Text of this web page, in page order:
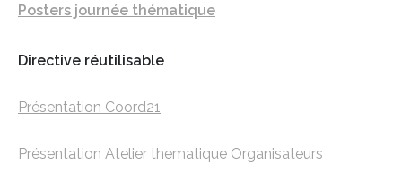
Posters journée thématique
Directive réutilisable
Présentation Coord21
Présentation Atelier thematique Organisateurs